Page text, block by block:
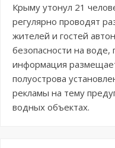
Крыму утонул 21
регулярно проводят
жителей и гостей
безопасности на
информация
полуострова
рекламы на тему
водных объектах.